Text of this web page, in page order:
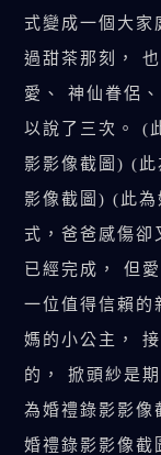
式變成一個大家
過甜茶那刻，
愛、 神仙眷侶
以說了三次。 (
影影像截圖) (
影像截圖) (此
式，爸爸感傷卻
已經完成， 但
一位值得信賴的
媽的小公主，
的， 掀頭紗是
為婚禮錄影影
婚禮錄影影像